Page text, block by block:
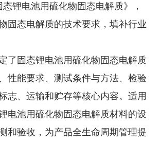
态锂电池用硫化物固态电解质》
，
固态电解质的技术要求，填补行业
了固态锂电池用硫化物固态电解质
性能要求、测试条件与方法、检验
志、运输和贮存等核心内容。适用
电池用硫化物固态电解质材料的设
和验收，为产品全生命周期管理提